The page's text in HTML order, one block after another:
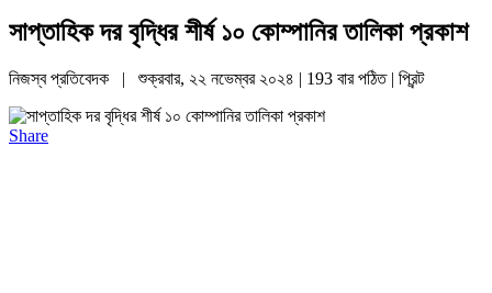
সাপ্তাহিক দর বৃদ্ধির শীর্ষ ১০ কোম্পানির তালিকা প্রকাশ
নিজস্ব প্রতিবেদক | শুক্রবার, ২২ নভেম্বর ২০২৪ | 193 বার পঠিত | প্রিন্ট
Share